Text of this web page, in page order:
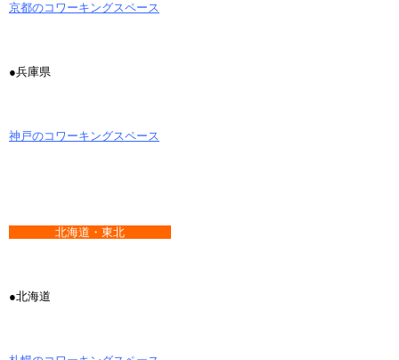
京都のコワーキングスペース
●兵庫県
神戸のコワーキングスペース
北海道・東北
●北海道